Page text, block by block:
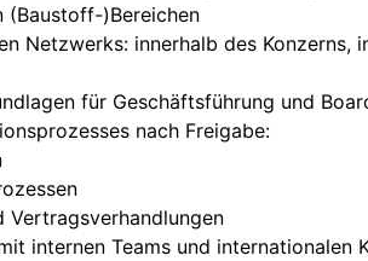
(Baustoff-)Bereichen
Netzwerks: innerhalb des
für Geschäftsführung und
nach Freigabe:
Vertragsverhandlungen
internen Teams und